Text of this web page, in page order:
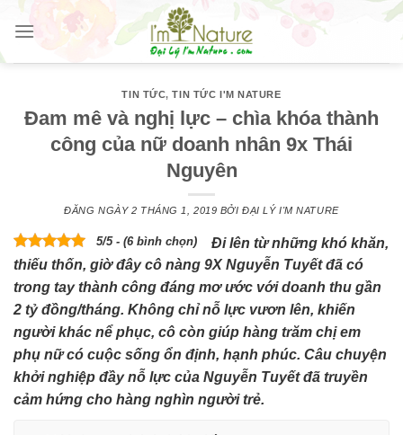
Skip
content
TIN TỨC,TIN TỨC I'M NATURE
Đam mê và nghị lực – chìa khóa thành
công của nữ doanh nhân 9x Thái
Nguyên
ĐĂNG NGÀY 2 THÁNG 1, 2019 BỞIĐẠI LÝ I'M NATURE
5/5 - (6 bình chọn)
Đi lên từ những khó khăn,
thiếu thốn, giờ đây cô nàng 9X Nguyễn Tuyết đã có
trong tay thành công đáng mơ ước với doanh thu gần
2 tỷ đồng/tháng. Không chỉ nỗ lực vươn lên, khiến
người khác nể phục, cô còn giúp hàng trăm chị em
phụ nữ có cuộc sống ổn định, hạnh phúc. Câu chuyện
khởi nghiệp đầy nỗ lực của Nguyễn Tuyết đã truyền
cảm hứng cho hàng nghìn người trẻ.